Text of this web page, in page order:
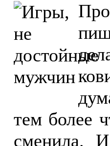
тем более
сменила.